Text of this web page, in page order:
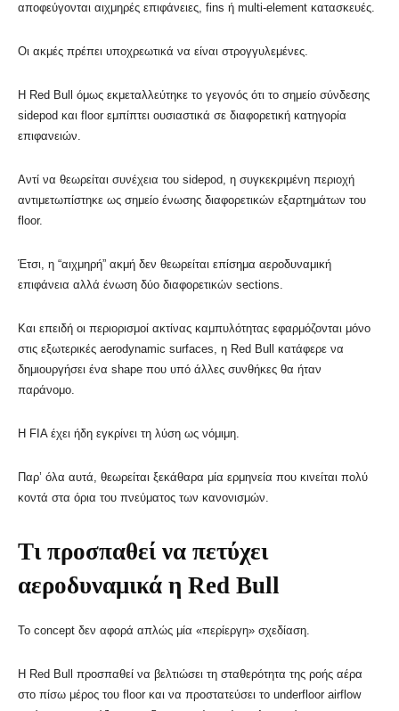
αποφεύγονται αιχμηρές επιφάνειες, fins ή multi-element κατασκευές.
Οι ακμές πρέπει υποχρεωτικά να είναι στρογγυλεμένες.
Η Red Bull όμως εκμεταλλεύτηκε το γεγονός ότι το σημείο σύνδεσης
sidepod και floor εμπίπτει ουσιαστικά σε διαφορετική κατηγορία
επιφανειών.
Αντί να θεωρείται συνέχεια του sidepod, η συγκεκριμένη περιοχή
αντιμετωπίστηκε ως σημείο ένωσης διαφορετικών εξαρτημάτων του
floor.
Έτσι, η “αιχμηρή” ακμή δεν θεωρείται επίσημα αεροδυναμική
επιφάνεια αλλά ένωση δύο διαφορετικών sections.
Και επειδή οι περιορισμοί ακτίνας καμπυλότητας εφαρμόζονται μόνο
στις εξωτερικές aerodynamic surfaces, η Red Bull κατάφερε να
δημιουργήσει ένα shape που υπό άλλες συνθήκες θα ήταν
παράνομο.
Η FIA έχει ήδη εγκρίνει τη λύση ως νόμιμη.
Παρ’ όλα αυτά, θεωρείται ξεκάθαρα μία ερμηνεία που κινείται πολύ
κοντά στα όρια του πνεύματος των κανονισμών.
Τι προσπαθεί να πετύχει
αεροδυναμικά η Red Bull
Το concept δεν αφορά απλώς μία «περίεργη» σχεδίαση.
Η Red Bull προσπαθεί να βελτιώσει τη σταθερότητα της ροής αέρα
στο πίσω μέρος του floor και να προστατεύσει το underfloor airflow